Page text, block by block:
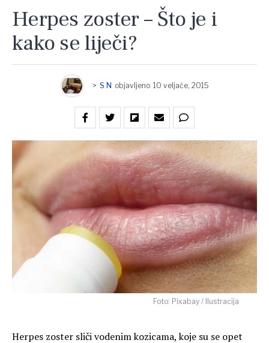
Herpes zoster – Što je i
kako se liječi?
> S N objavljeno 10 veljače, 2015
Foto: Pixabay / Ilustracija
Herpes zoster sliči vodenim kozicama, koje su se opet